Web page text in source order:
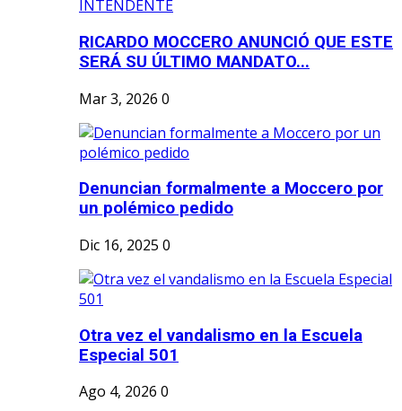
RICARDO MOCCERO ANUNCIÓ QUE ESTE
SERÁ SU ÚLTIMO MANDATO...
Mar 3, 2026 0
Denuncian formalmente a Moccero por
un polémico pedido
Dic 16, 2025 0
Otra vez el vandalismo en la Escuela
Especial 501
Ago 4, 2026 0